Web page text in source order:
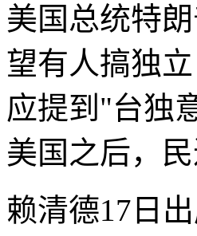
美国总统特
望有人搞独
应提到"台独
美国之后，
赖清德17日